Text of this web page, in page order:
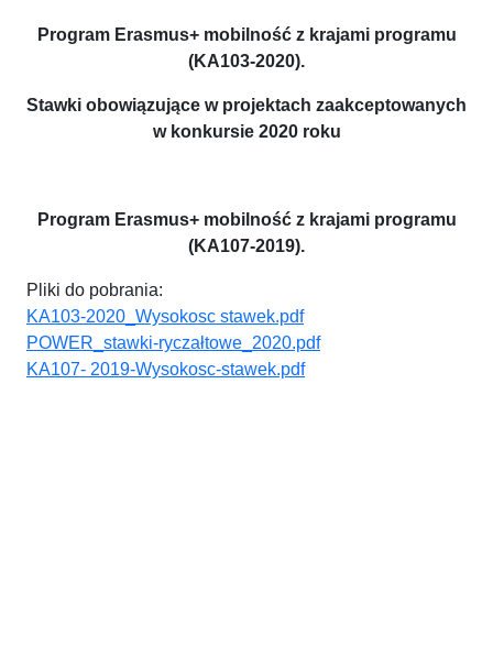
Program Erasmus+ mobilność z krajami programu
(KA103-2020).
Stawki obowiązujące w projektach zaakceptowanych
w konkursie 2020 roku
Program Erasmus+ mobilność z krajami programu
(KA107-2019).
Pliki do pobrania:
KA103-2020_Wysokosc stawek.pdf
POWER_stawki-ryczałtowe_2020.pdf
KA107- 2019-Wysokosc-stawek.pdf